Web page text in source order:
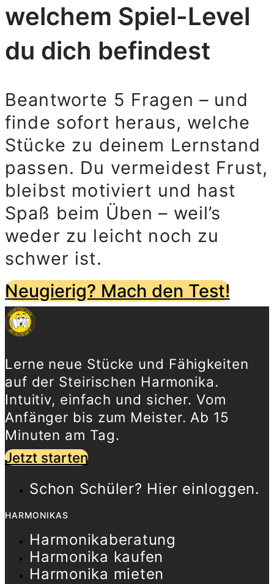
welchem Spiel-Level
du dich befindest
Beantworte 5 Fragen – und
finde sofort heraus, welche
Stücke zu deinem Lernstand
passen. Du vermeidest Frust,
bleibst motiviert und hast
Spaß beim Üben – weil’s
weder zu leicht noch zu
schwer ist.
Neugierig? Mach den Test!
Lerne neue Stücke und Fähigkeiten
auf der Steirischen Harmonika.
Intuitiv, einfach und sicher. Vom
Anfänger bis zum Meister. Ab 15
Minuten am Tag.
Jetzt starten
Schon Schüler? Hier einloggen.
HARMONIKAS
Harmonikaberatung
Harmonika kaufen
Harmonika mieten